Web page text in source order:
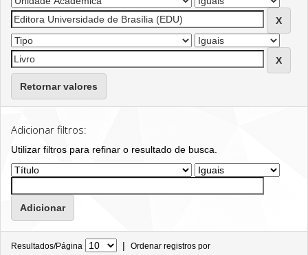
Retornar valores
Adicionar filtros:
Utilizar filtros para refinar o resultado de busca.
Resultados/Página | Ordenar registros por